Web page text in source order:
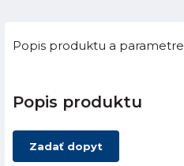
Popis produktu a parametre
Popis produktu
Zadať dopyt